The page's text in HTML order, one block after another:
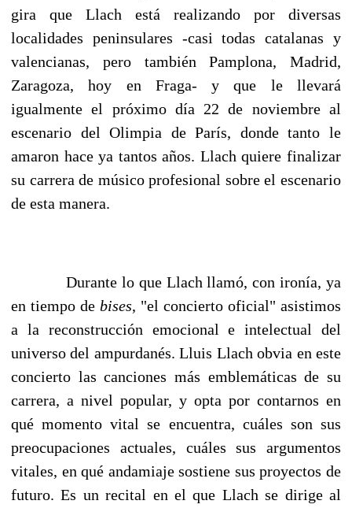
gira que Llach está realizando por diversas
localidades peninsulares -casi todas catalanas y
valencianas, pero también Pamplona, Madrid,
Zaragoza, hoy en Fraga- y que le llevará
igualmente el próximo día 22 de noviembre al
escenario del Olimpia de París, donde tanto le
amaron hace ya tantos años. Llach quiere finalizar
su carrera de músico profesional sobre el escenario
de esta manera.
Durante lo que Llach llamó, con ironía, ya
en tiempo de bises, "el concierto oficial" asistimos
a la reconstrucción emocional e intelectual del
universo del ampurdanés. Lluis Llach obvia en este
concierto las canciones más emblemáticas de su
carrera, a nivel popular, y opta por contarnos en
qué momento vital se encuentra, cuáles son sus
preocupaciones actuales, cuáles sus argumentos
vitales, en qué andamiaje sostiene sus proyectos de
futuro. Es un recital en el que Llach se dirige al